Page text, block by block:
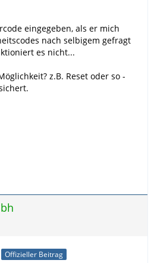
eingegeben, als er mich
nach selbigem gefragt
es nicht...
z.B. Reset oder so -
Offizieller Beitrag